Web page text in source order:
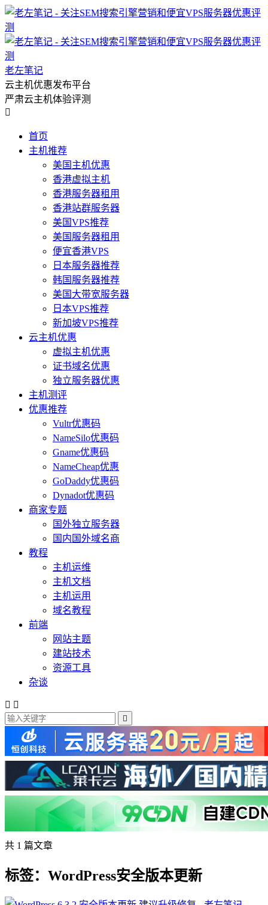
老左笔记
云主机优惠发布平台
严肃云主机体验评测

首页
主机推荐
美国主机优惠
香港虚拟主机
香港服务器租用
香港站群服务器
美国VPS推荐
美国服务器租用
便宜香港VPS
日本服务器推荐
韩国服务器推荐
美国大带宽服务器
日本VPS推荐
新加坡VPS推荐
云主机优惠
虚拟主机优惠
证书域名优惠
独立服务器优惠
主机测评
优惠推荐
Vultr优惠码
NameSilo优惠码
Gname优惠码
NameCheap优惠
GoDaddy优惠码
Dynadot优惠码
商家专题
国外独立服务器
国内国外域名商
教程
主机运维
主机文档
主机运用
域名教程
前端
网站主题
建站技术
资源工具
杂谈
 

共 1 篇文章
标签：WordPress安全版本更新